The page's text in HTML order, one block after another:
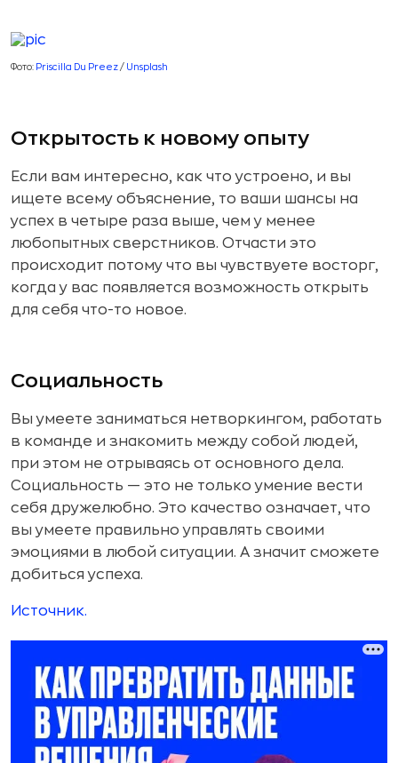
Фото: Priscilla Du Preez / Unsplash
Открытость к новому опыту
Если вам интересно, как что устроено, и вы
ищете всему объяснение, то ваши шансы на
успех в четыре раза выше, чем у менее
любопытных сверстников. Отчасти это
происходит потому что вы чувствуете восторг,
когда у вас появляется возможность открыть
для себя что-то новое.
Социальность
Вы умеете заниматься нетворкингом, работать
в команде и знакомить между собой людей,
при этом не отрываясь от основного дела.
Социальность — это не только умение вести
себя дружелюбно. Это качество означает, что
вы умеете правильно управлять своими
эмоциями в любой ситуации. А значит сможете
добиться успеха.
Источник.